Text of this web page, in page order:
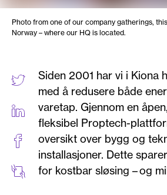
Photo from one of our company gatherings,
Norway – where our HQ is located.
Siden 2001 har vi i Kiona
med å redusere både
varetap. Gjennom en
fleksibel Proptech-
oversikt over bygg og
installasjoner. Dette
for kostbar sløsing – og